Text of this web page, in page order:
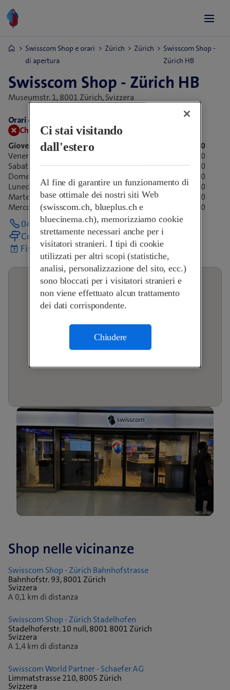
Swisscom Shop e orari
di apertura
Zürich Zürich
Swisscom Shop -
Zürich HB
Swisscom Shop - Zürich HB
Museumstr. 1,8001 Zürich, Svizzera
Orari di apertura:
Chiuso adesso.Apre alle 09:00
Giovedì
09:00-21:00
Venerdì
09:00-21:00
Sabato
09:00-20:00
Domenica
09:00-20:00
Lunedì
09:00-21:00
Martedì
09:00-21:00
Mercoledì
09:00-21:00
043 344 87 36
Come arrivare
Fissa un appuntamento
Shop nelle vicinanze
Swisscom Shop - Zürich Bahnhofstrasse
Bahnhofstr. 93, 8001 Zürich
Svizzera
A 0,1 km di distanza
Swisscom Shop - Zürich Stadelhofen
Stadelhoferstr. 10 null, 8001 8001 Zürich
Svizzera
A 1,4 km di distanza
Swisscom World Partner - Schaefer AG
Limmatstrasse 210, 8005 Zürich
Svizzera
Ci stai visitando
dall'estero
Al fine di garantire un funzionamento di
base ottimale dei nostri siti Web
(swisscom.ch, blueplus.ch e
bluecinema.ch), memorizziamo cookie
strettamente necessari anche per i
visitatori stranieri. I tipi di cookie
utilizzati per altri scopi (statistiche,
analisi, personalizzazione del sito, ecc.)
sono bloccati per i visitatori stranieri e
non viene effettuato alcun trattamento
dei dati corrispondente.
Chiudere